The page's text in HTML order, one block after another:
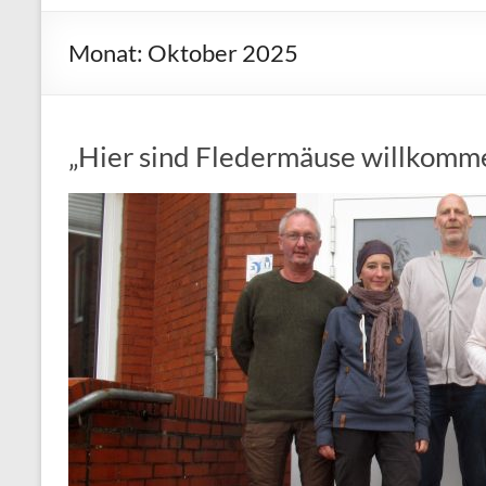
Monat: Oktober 2025
„Hier sind Fledermäuse